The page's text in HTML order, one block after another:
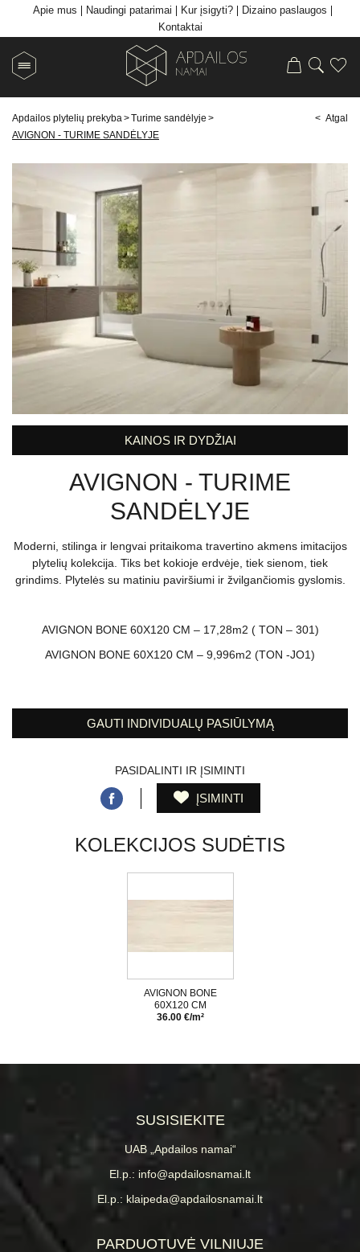
Apie mus Naudingi patarimai Kur įsigyti?
Dizaino paslaugos
Kontaktai
Apdailos plytelių prekyba >Turime sandėlyje >
AVIGNON - TURIME SANDĖLYJE
< Atgal
KAINOS IR DYDŽIAI
AVIGNON - TURIME
SANDĖLYJE
Moderni, stilinga ir lengvai pritaikoma travertino akmens imitacijos
plytelių kolekcija. Tiks bet kokioje erdvėje, tiek sienom, tiek
grindims. Plytelės su matiniu paviršiumi ir žvilgančiomis gyslomis.
AVIGNON BONE 60X120 CM – 17,28m2 ( TON – 301)
AVIGNON BONE 60X120 CM – 9,996m2 (TON -JO1)
GAUTI INDIVIDUALŲ PASIŪLYMĄ
PASIDALINTI IR ĮSIMINTI
ĮSIMINTI
KOLEKCIJOS SUDĖTIS
AVIGNON BONE
60X120 CM
36.00 €/m²
SUSISIEKITE
UAB „Apdailos namai“
El.p.: info@apdailosnamai.lt
El.p.: klaipeda@apdailosnamai.lt
PARDUOTUVĖ VILNIUJE